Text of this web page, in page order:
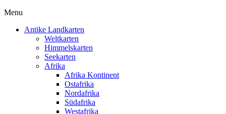
Menu
Antike Landkarten
Weltkarten
Himmelskarten
Seekarten
Afrika
Afrika Kontinent
Ostafrika
Nordafrika
Südafrika
Westafrika